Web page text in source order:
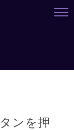
ンを押